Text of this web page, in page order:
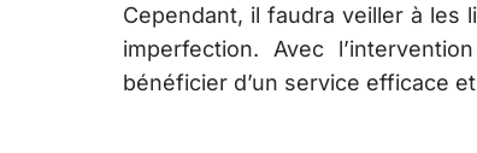
Cependant, il faudra veiller à les
imperfection. Avec
bénéficier d’un service efficace